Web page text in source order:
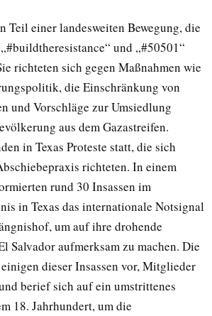
Teil einer landesweiten Bewegung, die
und „#50501“
richteten sich gegen Maßnahmen wie
die Einschränkung von
und Vorschläge zur Umsiedlung
aus dem Gazastreifen.
in Texas Proteste statt, die sich
richteten. In einem
rund 30 Insassen im
in Texas das internationale Notsignal
um auf ihre drohende
Salvador aufmerksam zu machen. Die
dieser Insassen vor, Mitglieder
berief sich auf ein umstrittenes
18. Jahrhundert, um die